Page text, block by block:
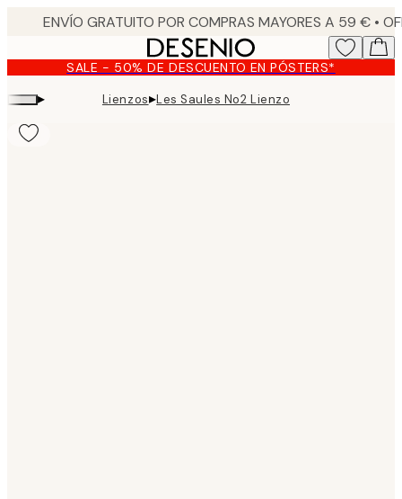
content.SALE - 50% DE DESCUENTO EN PÓSTERS*
▸ Lienzos▸Les Saules No2 Lienzo